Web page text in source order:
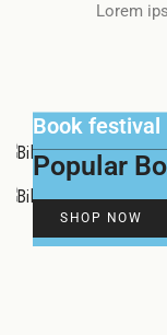
Lorem
Book festival
SHOP NOW
Popular
SHOP NOW